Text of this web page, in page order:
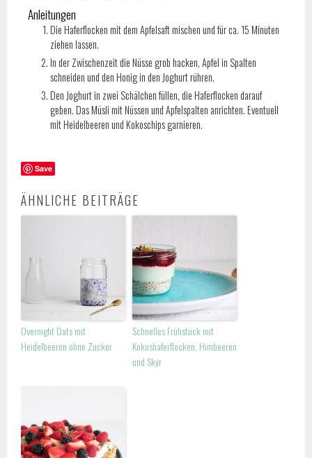
Anleitungen
Die Haferflocken mit dem Apfelsaft mischen und für ca. 15 Minuten
ziehen lassen.
In der Zwischenzeit die Nüsse grob hacken, Apfel in Spalten
schneiden und den Honig in den Joghurt rühren.
Den Joghurt in zwei Schälchen füllen, die Haferflocken darauf
geben. Das Müsli mit Nüssen und Apfelspalten anrichten. Eventuell
mit Heidelbeeren und Kokoschips garnieren.
Save
ÄHNLICHE BEITRÄGE
Overnight Oats mit
Heidelbeeren ohne Zucker
Schnelles Frühstück mit
Kokoshaferflocken, Himbeeren
und Skyr